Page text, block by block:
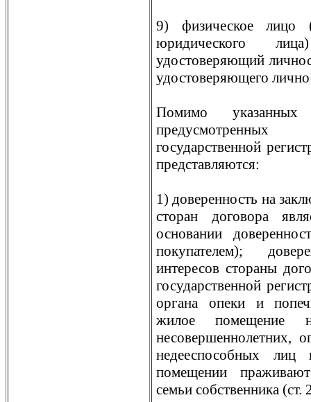
9) физическое лицо
юридического
удостоверяющий
удостоверяющего
Помимо
предусмотренных
государственной
представляются:
1) доверенность на
сторан договора
основании
покупателем);
интересов стораны
государственной
органа опеки и
жилое помещение
несовершеннолетних,
недееспособных
помещении
семьи собственника